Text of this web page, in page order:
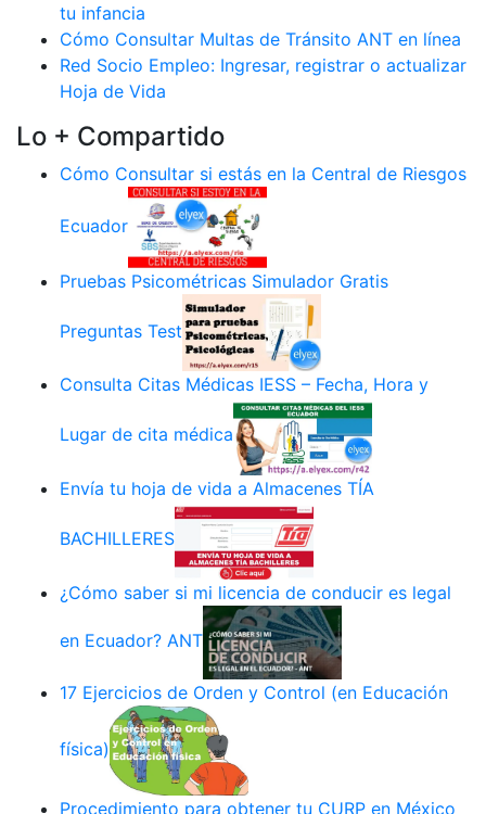
tu infancia
Cómo Consultar Multas de Tránsito ANT en línea
Red Socio Empleo: Ingresar, registrar o actualizar
Hoja de Vida
Lo + Compartido
Cómo Consultar si estás en la Central de Riesgos
Ecuador
Pruebas Psicométricas Simulador Gratis
Preguntas Test
Consulta Citas Médicas IESS – Fecha, Hora y
Lugar de cita médica
Envía tu hoja de vida a Almacenes TÍA
BACHILLERES
¿Cómo saber si mi licencia de conducir es legal
en Ecuador? ANT
17 Ejercicios de Orden y Control (en Educación
física)
Procedimiento para obtener tu CURP en México